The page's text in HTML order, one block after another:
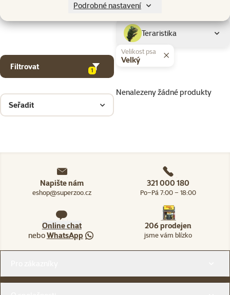
Podrobné nastavení
Teraristika
Filtrovat 1
Velikost psa
Velký
Seřadit
Nenalezeny žádné produkty
Napište nám
eshop@superzoo.cz
321 000 180
Po–Pá 7:00 – 18:00
Online chat
neboWhatsApp
206 prodejen
jsme vám blízko